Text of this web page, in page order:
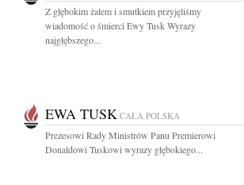
Z głębokim żalem i smutkiem przyjęliśmy
wiadomość o śmierci Ewy Tusk Wyrazy
najgłębszego...
EWA TUSK CAŁA POLSKA
Prezesowi Rady Ministrów Panu Premierowi
Donaldowi Tuskowi wyrazy głębokiego...